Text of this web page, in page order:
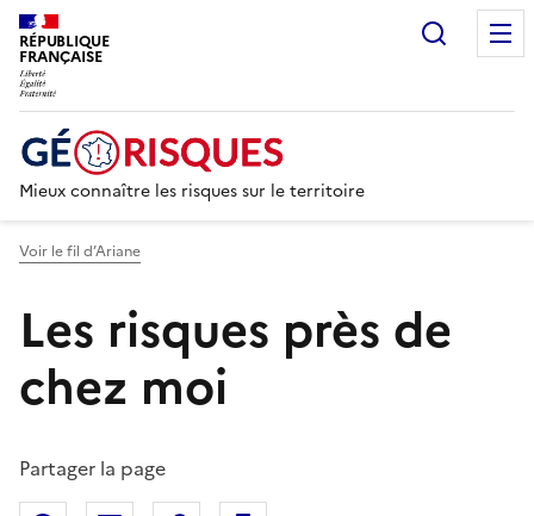
RÉPUBLIQUE
FRANÇAISE
Mieux connaître les risques sur le territoire
Voir le fil d’Ariane
Les risques près de
chez moi
Partager la page